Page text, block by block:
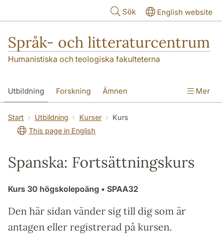
Sök English website
Språk- och litteraturcentrum
Humanistiska och teologiska fakulteterna
Utbildning Forskning Ämnen
SOL-husen Kontakt Institutionen
översättning till svenska
Mer
Start Utbildning Kurser
Kurs
This page in English
Spanska: Fortsättningskurs
Kurs 30 högskolepoäng • SPAA32
Den här sidan vänder sig till dig som är
antagen eller registrerad på kursen.